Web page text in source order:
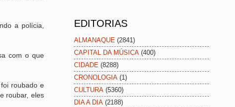
a polícia,
com o que
roubado e
roubar, eles
EDITORIAS
ALMANAQUE (2841)
CAPITAL DA MÚSICA (400)
CIDADE (8288)
CRONOLOGIA (1)
CULTURA (5360)
DIA A DIA (2188)